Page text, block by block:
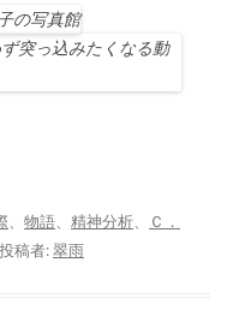
、 物語、 精神分析、
Ｃ．
投稿者:翠雨